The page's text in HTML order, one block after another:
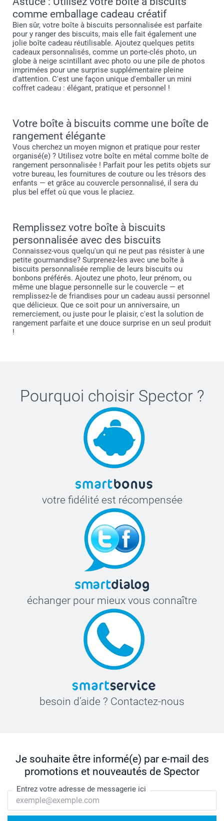
nutritionnelles sur les biscuits Generous
comme emballage cadeau créatif
Bien sûr, votre boîte à biscuits personnalisée est parfaite
pour y ranger des biscuits, mais elle fait également une
jolie boîte cadeau réutilisable. Ajoutez quelques petits
cadeaux personnalisés, comme un porte-clés photo, un
globe à neige scintillant avec photo ou une pile de photos
imprimées pour une surprise supplémentaire pleine
d'attention. C'est une façon unique d'emballer un mini
coffret cadeau : élégant, pratique et personnel !
Votre boîte à biscuits comme une boîte de
rangement élégante
Vous cherchez un moyen mignon et pratique pour rester
organisé(e) ? Utilisez votre boîte en métal comme boîte de
rangement personnalisée ! Parfait pour les petits objets sur
votre bureau, les fournitures de couture ou les trésors des
enfants — et grâce au couvercle personnalisé, il sera du
plus bel effet où que vous le placiez.
Remplissez votre boîte à biscuits
personnalisée avec des biscuits
Connaissez-vous quelqu'un qui ne peut pas résister à une
petite gourmandise? Surprenez-les avec une boîte à
biscuits personnalisée remplie de leurs biscuits ou
bonbons préférés. Ajoutez une photo, leur prénom, ou
même une blague personnelle sur le couvercle — et
remplissez-le de friandises pour un cadeau aussi personnel
que délicieux. Que ce soit pour un anniversaire, un
remerciement, ou juste pour le plaisir, c'est la solution de
rangement parfaite et une douce surprise en un seul produit
!
Pourquoi choisir Spector?
votre fidélité est récompensée
échanger pour mieux vous connaître
besoin d’aide ? Contactez-nous
Je souhaite être informé(e) par e-mail des
promotions et nouveautés de Spector
Entrez votre adresse de messagerie ici